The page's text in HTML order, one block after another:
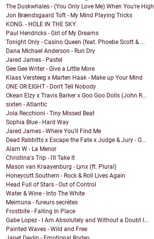
The Duskwhales - (You Only Love Me) When You're High
Jon Brændsgaard Toft - My Mind Playing Tricks
KONG. - HOLE IN THE SKY.
Paul Hendricks - Girl of My Dreams
Tonight Only - Casino Queen (feat. Phoebe Scott & ...
Dana Michael Anderson - Run Dry
Jared James - Pastel
Gee Gee Writer - Give a Little More
Klaas Versteeg x Marten Haak - Make up Your Mind
ONE OR EIGHT - Don't Tell Nobody
Okean Elzy x Travis Barker x Goo Goo Dolls (John R...
sixten - Atlantic
Jola Recchioni - Tiny Missed Beat
Sophia Blue - Hard Way
Jared James - Where You'll Find Me
Dead Rabbitts x Escape the Fate x Judge & Jury - O...
Alam W - La Menor
Christina's Trip - I'll Take It
Mason van Kraayenburg - Lynx (ft. Plural)
Honeycutt Southern - Rock & Roll Lives Again
Head Full of Stars - Out of Control
Water & Wine - Into The White
Meimuna - fureurs secrètes
Frostbite - Falling In Place
Gabe Lopez - I Am Absolutely and Without a Doubt I...
Painted Waves - Wild and Free